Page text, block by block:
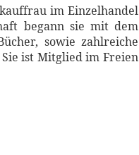
im Einzelhandel
begann sie mit dem
sowie zahlreiche
ist Mitglied im Freien